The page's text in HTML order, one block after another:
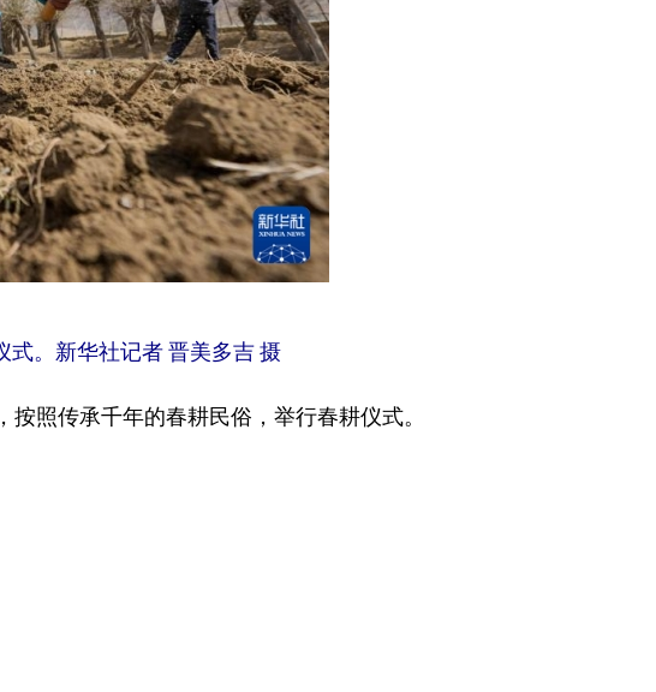
。新华社记者 晋美多吉 摄
照传承千年的春耕民俗，举行春耕仪式。